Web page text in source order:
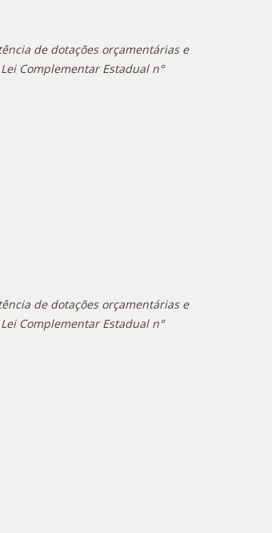
de dotações orçamentárias e
Complementar Estadual n°
de dotações orçamentárias e
Complementar Estadual n°